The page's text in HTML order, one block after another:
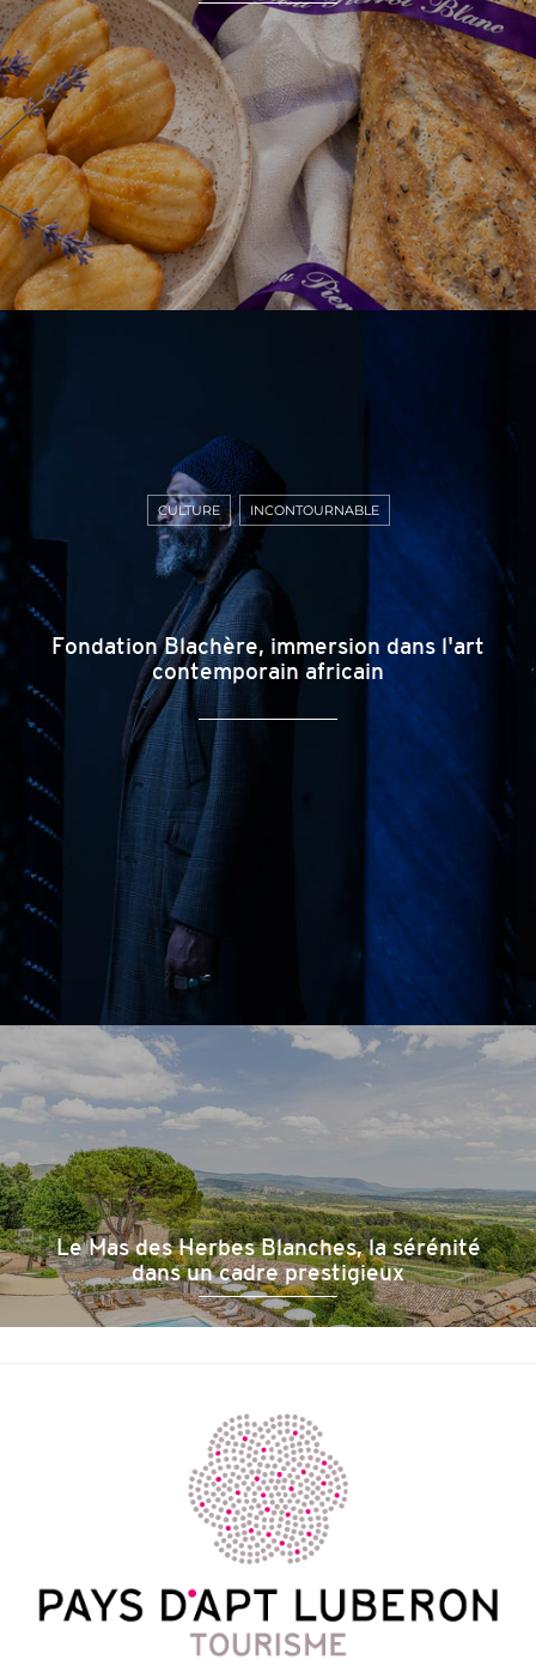
Fondation Blachère, immersion dans l'art
contemporain africain
CULTURE INCONTOURNABLE
Le Mas des Herbes Blanches, la sérénité
dans un cadre prestigieux